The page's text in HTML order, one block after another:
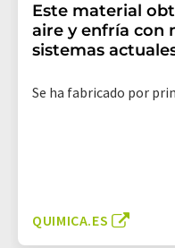
Este material
aire y enfría con
sistemas
Se ha fabricado por
QUIMICA.ES